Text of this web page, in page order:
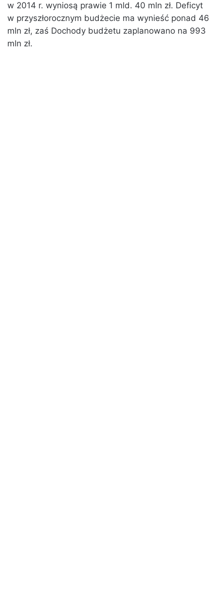
w 2014 r. wyniosą prawie 1 mld. 40 mln zł. Deficyt
w przyszłorocznym budżecie ma wynieść ponad 46
mln zł, zaś Dochody budżetu zaplanowano na 993
mln zł.